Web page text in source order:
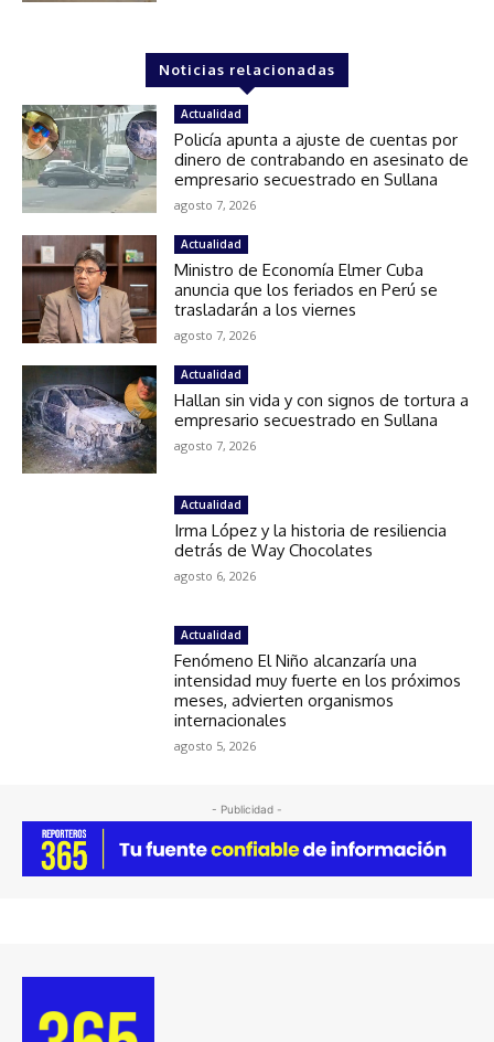
Noticias relacionadas
Actualidad
Policía apunta a ajuste de cuentas por
dinero de contrabando en asesinato de
empresario secuestrado en Sullana
agosto 7, 2026
Actualidad
Ministro de Economía Elmer Cuba
anuncia que los feriados en Perú se
trasladarán a los viernes
agosto 7, 2026
Actualidad
Hallan sin vida y con signos de tortura a
empresario secuestrado en Sullana
agosto 7, 2026
Actualidad
Irma López y la historia de resiliencia
detrás de Way Chocolates
agosto 6, 2026
Actualidad
Fenómeno El Niño alcanzaría una
intensidad muy fuerte en los próximos
meses, advierten organismos
internacionales
agosto 5, 2026
- Publicidad -